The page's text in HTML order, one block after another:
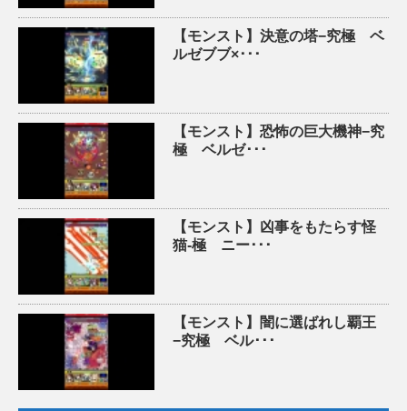
【モンスト】決意の塔−究極 ベ
ルゼブブ×･･･
【モンスト】恐怖の巨大機神−究
極 ベルゼ･･･
【モンスト】凶事をもたらす怪
猫-極 ニー･･･
【モンスト】闇に選ばれし覇王
−究極 ベル･･･